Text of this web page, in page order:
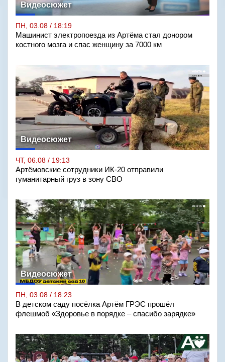
Видеосюжет
ПН, 03.08 / 18:19
Машинист электропоезда из Артёма стал донором
костного мозга и спас женщину за 7000 км
Видеосюжет
ЧТ, 06.08 / 19:13
Артёмовские сотрудники ИК-20 отправили
гуманитарный груз в зону СВО
Видеосюжет
ПН, 03.08 / 18:23
В детском саду посёлка Артём ГРЭС прошёл
флешмоб «Здоровье в порядке – спасибо зарядке»